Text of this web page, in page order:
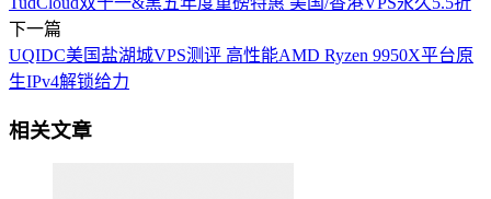
下一篇
UQIDC美国盐湖城VPS测评 高性能AMD Ryzen 9950X平台原
生IPv4解锁给力
相关文章